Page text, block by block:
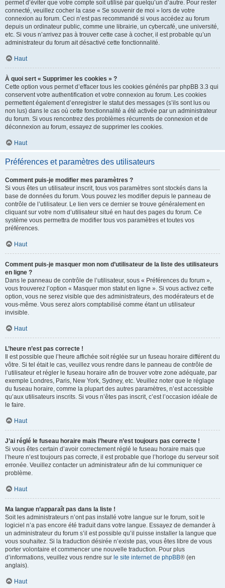
permet d’éviter que votre compte soit utilisé par quelqu’un d’autre. Pour rester
connecté, veuillez cocher la case « Se souvenir de moi » lors de votre
connexion au forum. Ceci n’est pas recommandé si vous accédez au forum
depuis un ordinateur public, comme une librairie, un cybercafé, une université,
etc. Si vous n’arrivez pas à trouver cette case à cocher, il est probable qu’un
administrateur du forum ait désactivé cette fonctionnalité.
Haut
À quoi sert « Supprimer les cookies » ?
Cette option vous permet d’effacer tous les cookies générés par phpBB 3.3 qui
conservent votre authentification et votre connexion au forum. Les cookies
permettent également d’enregistrer le statut des messages (s’ils sont lus ou
non lus) dans le cas où cette fonctionnalité a été activée par un administrateur
du forum. Si vous rencontrez des problèmes récurrents de connexion et de
déconnexion au forum, essayez de supprimer les cookies.
Haut
Préférences et paramètres des utilisateurs
Comment puis-je modifier mes paramètres ?
Si vous êtes un utilisateur inscrit, tous vos paramètres sont stockés dans la
base de données du forum. Vous pouvez les modifier depuis le panneau de
contrôle de l’utilisateur. Le lien vers ce dernier se trouve généralement en
cliquant sur votre nom d’utilisateur situé en haut des pages du forum. Ce
système vous permettra de modifier tous vos paramètres et toutes vos
préférences.
Haut
Comment puis-je masquer mon nom d’utilisateur de la liste des utilisateurs
en ligne ?
Dans le panneau de contrôle de l’utilisateur, sous « Préférences du forum »,
vous trouverez l’option « Masquer mon statut en ligne ». Si vous activez cette
option, vous ne serez visible que des administrateurs, des modérateurs et de
vous-même. Vous serez alors comptabilisé comme étant un utilisateur
invisible.
Haut
L’heure n’est pas correcte !
Il est possible que l’heure affichée soit réglée sur un fuseau horaire différent du
vôtre. Si tel était le cas, veuillez vous rendre dans le panneau de contrôle de
l’utilisateur et régler le fuseau horaire afin de trouver votre zone adéquate, par
exemple Londres, Paris, New York, Sydney, etc. Veuillez noter que le réglage
du fuseau horaire, comme la plupart des autres paramètres, n’est accessible
qu’aux utilisateurs inscrits. Si vous n’êtes pas inscrit, c’est l’occasion idéale de
le faire.
Haut
J’ai réglé le fuseau horaire mais l’heure n’est toujours pas correcte !
Si vous êtes certain d’avoir correctement réglé le fuseau horaire mais que
l’heure n’est toujours pas correcte, il est probable que l’horloge du serveur soit
erronée. Veuillez contacter un administrateur afin de lui communiquer ce
problème.
Haut
Ma langue n’apparaît pas dans la liste !
Soit les administrateurs n’ont pas installé votre langue sur le forum, soit le
logiciel n’a pas encore été traduit dans votre langue. Essayez de demander à
un administrateur du forum s’il est possible qu’il puisse installer la langue que
vous souhaitez. Si la traduction désirée n’existe pas, vous êtes libre de vous
porter volontaire et commencer une nouvelle traduction. Pour plus
d’informations, veuillez vous rendre sur le site internet de phpBB® (en
anglais).
Haut